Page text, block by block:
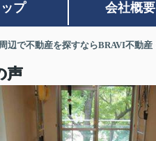
ップ 会社概要
辺で不動産を探すならBRAVI不動産
声